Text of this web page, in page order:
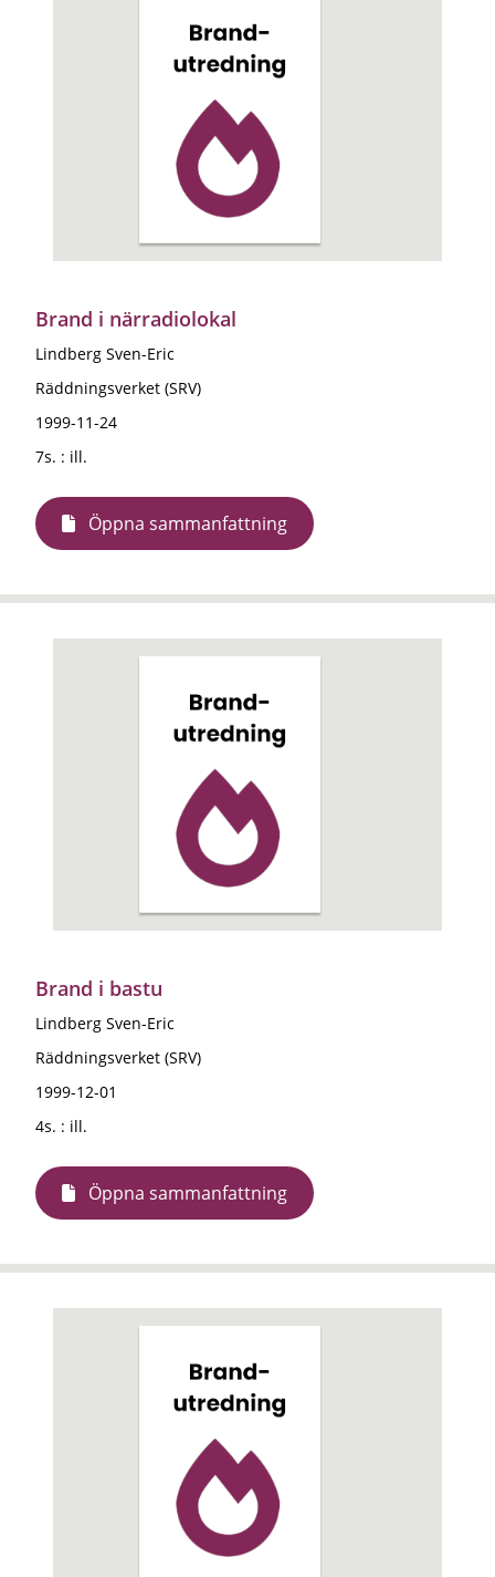
Brand i närradiolokal
Lindberg Sven-Eric
Räddningsverket (SRV)
1999-11-24
7s. : ill.
Öppna sammanfattning
Brand i bastu
Lindberg Sven-Eric
Räddningsverket (SRV)
1999-12-01
4s. : ill.
Öppna sammanfattning